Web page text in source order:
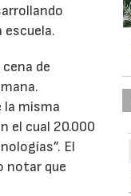
escuela.
de
la misma
el cual 20.000
El
notar que